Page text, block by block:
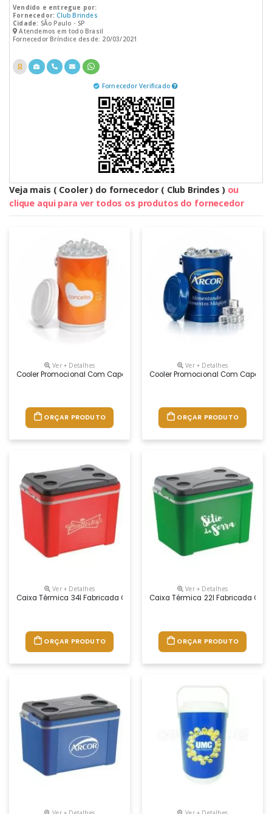
Vendido e entregue por:
Fornecedor: Club Brindes
Cidade: SÃo Paulo - SP
Atendemos em todo Brasil
Fornecedor Bríndice desde: 20/03/2021
Fornecedor Verificado
Veja mais ( Cooler ) do fornecedor ( Club Brindes ) ou
clique aqui para ver todos os produtos do fornecedor
Ver + Detalhes
Cooler Promocional Com Capacidade Para 08 Latas, Com Alça Fixa
ORÇAR PRODUTO
Ver + Detalhes
Cooler Promocional Com
ORÇAR PRODUTO
Ver + Detalhes
Caixa Térmica 34l Fabricada Com Matéria Prima Pura Virgem E
ORÇAR PRODUTO
Ver + Detalhes
Caixa Térmica 22l Fabricada Com
ORÇAR PRODUTO